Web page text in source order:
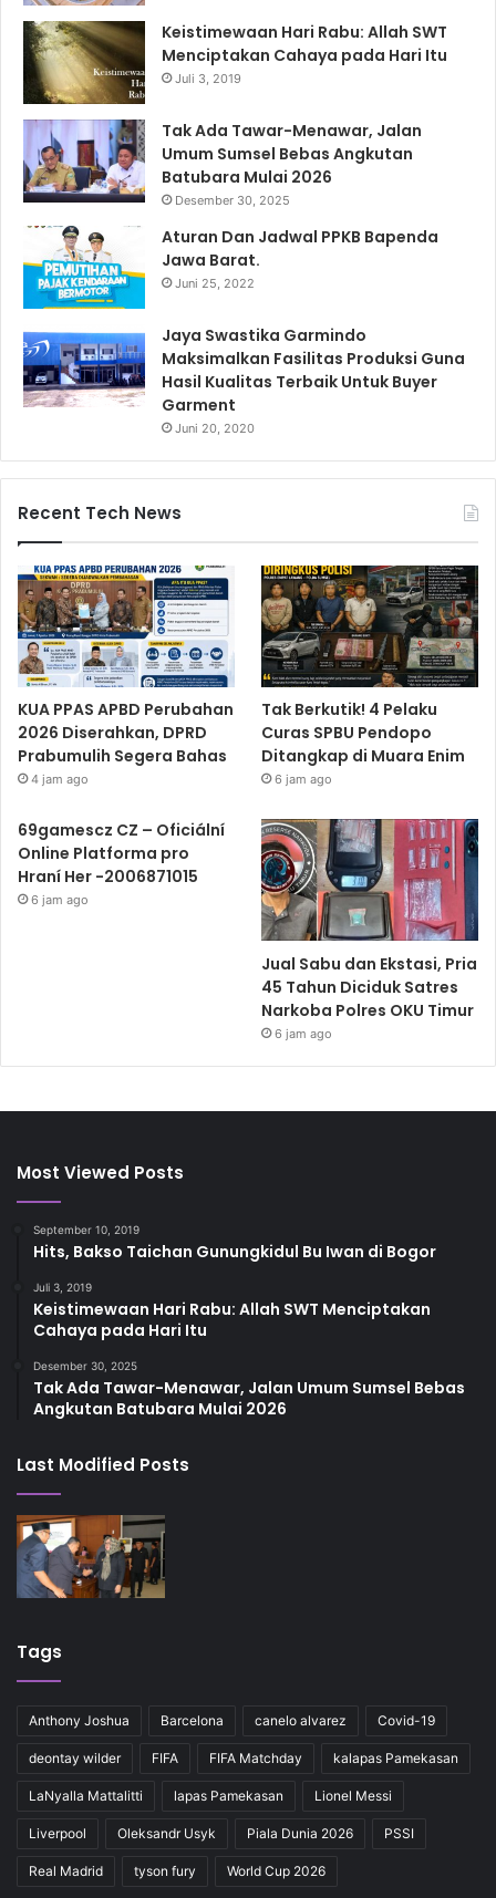
Keistimewaan Hari Rabu: Allah SWT
Menciptakan Cahaya pada Hari Itu
Juli 3, 2019
Tak Ada Tawar-Menawar, Jalan
Umum Sumsel Bebas Angkutan
Batubara Mulai 2026
Desember 30, 2025
Aturan Dan Jadwal PPKB Bapenda
Jawa Barat.
Juni 25, 2022
Jaya Swastika Garmindo
Maksimalkan Fasilitas Produksi Guna
Hasil Kualitas Terbaik Untuk Buyer
Garment
Juni 20, 2020
Recent Tech News
KUA PPAS APBD Perubahan
2026 Diserahkan, DPRD
Prabumulih Segera Bahas
4 jam ago
Tak Berkutik! 4 Pelaku
Curas SPBU Pendopo
Ditangkap di Muara Enim
6 jam ago
69gamescz CZ – Oficiální
Online Platforma pro
Hraní Her -2006871015
6 jam ago
Jual Sabu dan Ekstasi, Pria
45 Tahun Diciduk Satres
Narkoba Polres OKU Timur
6 jam ago
Most Viewed Posts
September 10, 2019
Hits, Bakso Taichan Gunungkidul Bu Iwan di Bogor
Juli 3, 2019
Keistimewaan Hari Rabu: Allah SWT Menciptakan
Cahaya pada Hari Itu
Desember 30, 2025
Tak Ada Tawar-Menawar, Jalan Umum Sumsel Bebas
Angkutan Batubara Mulai 2026
Last Modified Posts
Tags
Anthony Joshua Barcelona canelo alvarez Covid-19
deontay wilder FIFA FIFA Matchday kalapas Pamekasan
LaNyalla Mattalitti lapas Pamekasan Lionel Messi
Liverpool Oleksandr Usyk Piala Dunia 2026 PSSI
Real Madrid tyson fury World Cup 2026